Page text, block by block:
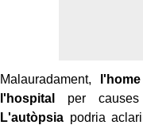
Malauradament,
l'hospital
per
L'autòpsia podria